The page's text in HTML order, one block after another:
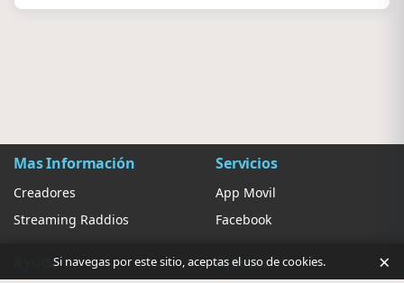
Mas Información
Creadores
Streaming Raddios
Servicios
App Movil
Facebook
Ayuda Ajustes
Si navegas por este sitio, aceptas el uso de cookies. ×